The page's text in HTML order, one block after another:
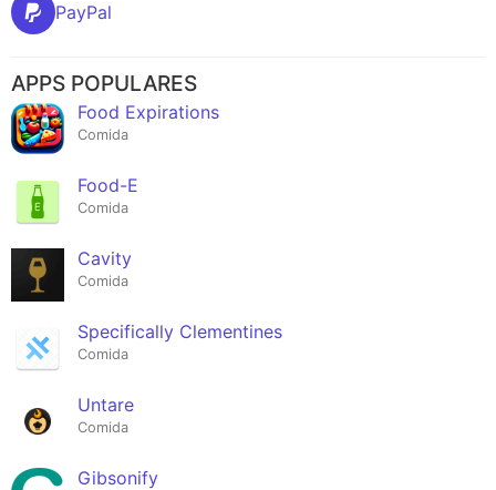
PayPal
APPS POPULARES
Food Expirations
Comida
Food-E
Comida
Cavity
Comida
Specifically Clementines
Comida
Untare
Comida
Gibsonify